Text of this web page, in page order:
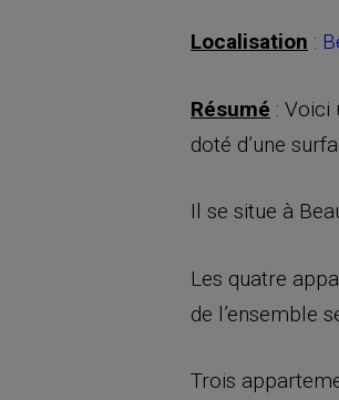
Localisation :
Résumé : Voici
doté d’une
Il se situe à
Les quatre
de l’ensemble
Trois